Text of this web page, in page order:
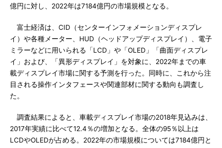
億円に対し、2022年は7184億円の市場規模となる。
富士経済は、CID（センターインフォメーションディスプレ
イ）や各種メーター、HUD（ヘッドアップディスプレイ）、電子
ミラーなどに用いられる「LCD」や「OLED」「曲面ディスプレ
イ」および、「異形ディスプレイ」を対象に、2022年までの車
載ディスプレイ市場に関する予測を行った。同時に、これから注
目される操作インタフェースや関連部材に関する動向も調査し
た。
調査結果によると、車載ディスプレイ市場の2018年見込みは、
2017年実績に比べて12.4％の増加となる。全体の95％以上は
LCDやOLEDが占める。2022年の市場規模については7184億円と